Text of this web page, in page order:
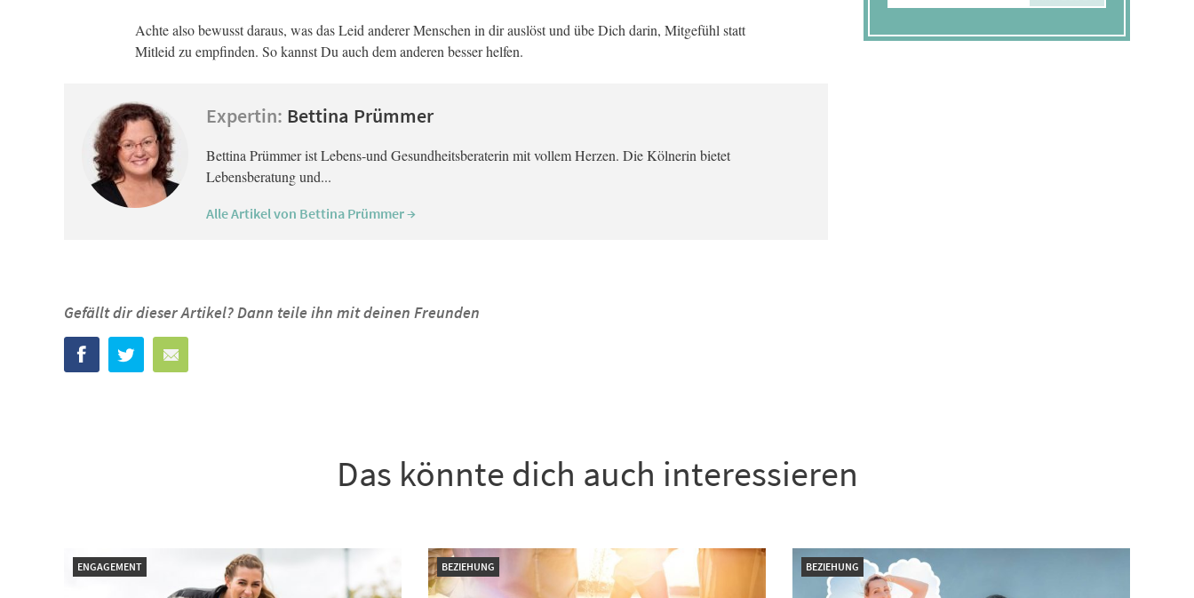
Achte also bewusst daraus, was das Leid anderer Menschen in dir auslöst und übe Dich darin, Mitgefühl statt
Mitleid zu empfinden. So kannst Du auch dem anderen besser helfen.
Expertin: Bettina Prümmer
Bettina Prümmer ist Lebens-und Gesundheitsberaterin mit vollem Herzen. Die Kölnerin bietet
Lebensberatung und...
Alle Artikel von Bettina Prümmer →
Gefällt dir dieser Artikel? Dann teile ihn mit deinen Freunden
Das könnte dich auch interessieren
ENGAGEMENT BEZIEHUNG BEZIEHUNG